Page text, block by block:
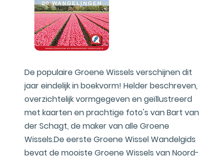
De populaire Groene Wissels verschijnen dit
jaar eindelijk in boekvorm! Helder beschreven,
overzichtelijk vormgegeven en geïllustreerd
met kaarten en prachtige foto's van Bart van
der Schagt, de maker van alle Groene
Wissels.De eerste Groene Wissel Wandelgids
bevat de mooiste Groene Wissels van Noord-